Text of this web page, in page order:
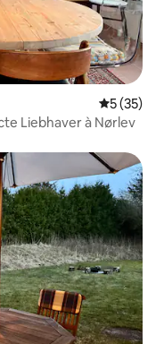
5 (35)
Liebhaver à Nørlev